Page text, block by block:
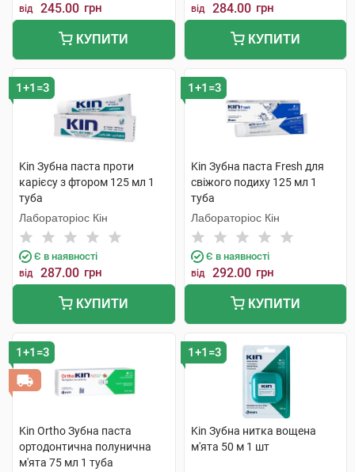
від 245.00 грн
КУПИТИ
від 284.00 грн
КУПИТИ
1+1=3
Kin Зубна паста проти
карієсу з фтором 125 мл 1
туба
Лабораторіос Кін
Є в наявності
від 287.00 грн
КУПИТИ
1+1=3
Kin Зубна паста Fresh для
свіжого подиху 125 мл 1
туба
Лабораторіос Кін
Є в наявності
від 292.00 грн
КУПИТИ
1+1=3
Kin Ortho Зубна паста
ортодонтична полунична
м'ята 75 мл 1 туба
1+1=3
Kin Зубна нитка вощена
м'ята 50 м 1 шт